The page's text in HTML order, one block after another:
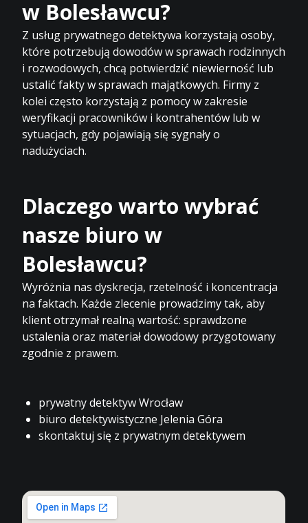
w Bolesławcu?
Z usług prywatnego detektywa korzystają osoby,
które potrzebują dowodów w sprawach rodzinnych
i rozwodowych, chcą potwierdzić niewierność lub
ustalić fakty w sprawach majątkowych. Firmy z
kolei często korzystają z pomocy w zakresie
weryfikacji pracowników i kontrahentów lub w
sytuacjach, gdy pojawiają się sygnały o
nadużyciach.
Dlaczego warto wybrać
nasze biuro w
Bolesławcu?
Wyróżnia nas dyskrecja, rzetelność i koncentracja
na faktach. Każde zlecenie prowadzimy tak, aby
klient otrzymał realną wartość: sprawdzone
ustalenia oraz materiał dowodowy przygotowany
zgodnie z prawem.
prywatny detektyw Wrocław
biuro detektywistyczne Jelenia Góra
skontaktuj się z prywatnym detektywem